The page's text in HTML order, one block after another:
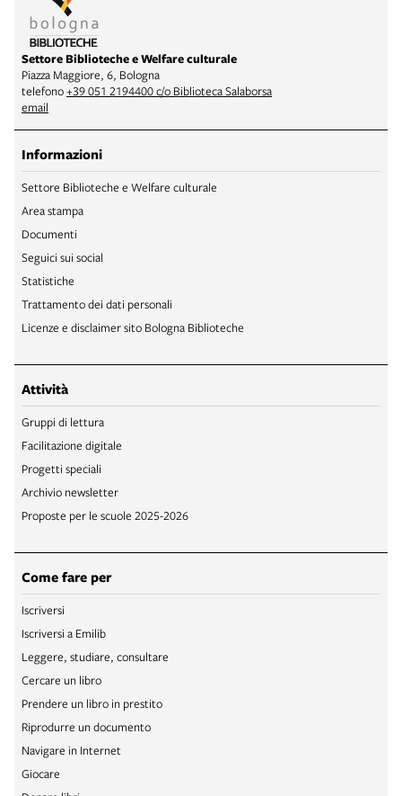
Settore Biblioteche e Welfare culturale
Piazza Maggiore, 6, Bologna
telefono+39 051 2194400 c/o Biblioteca Salaborsa
email
Informazioni
Settore Biblioteche e Welfare culturale
Area stampa
Documenti
Seguici sui social
Statistiche
Trattamento dei dati personali
Licenze e disclaimer sito Bologna Biblioteche
Attività
Gruppi di lettura
Facilitazione digitale
Progetti speciali
Archivio newsletter
Proposte per le scuole 2025-2026
Come fare per
Iscriversi
Iscriversi a Emilib
Leggere, studiare, consultare
Cercare un libro
Prendere un libro in prestito
Riprodurre un documento
Navigare in Internet
Giocare